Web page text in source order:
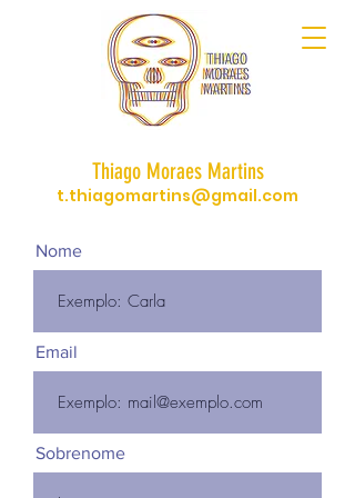
Thiago Moraes Martins
t.thiagomartins@gmail.com
Nome
Email
Sobrenome